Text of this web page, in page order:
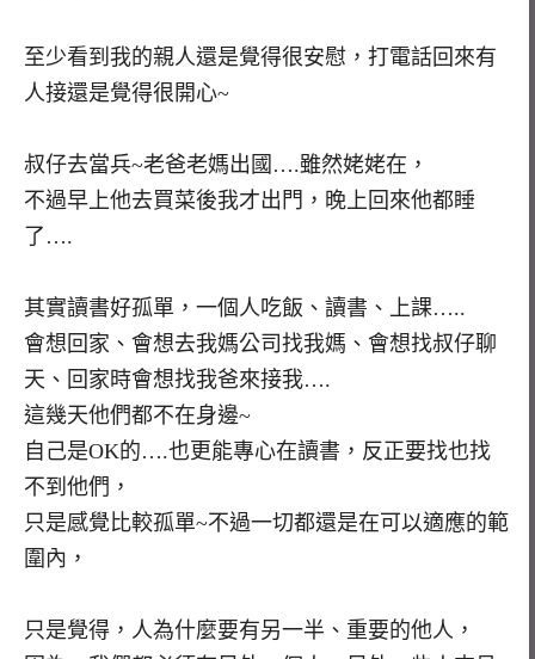
至少看到我的親人還是覺得很安慰，打電話回來有
人接還是覺得很開心~
叔仔去當兵~老爸老媽出國….雖然姥姥在，
不過早上他去買菜後我才出門，晚上回來他都睡
了….
其實讀書好孤單，一個人吃飯、讀書、上課…..
會想回家、會想去我媽公司找我媽、會想找叔仔聊
天、回家時會想找我爸來接我….
這幾天他們都不在身邊~
自己是OK的….也更能專心在讀書，反正要找也找
不到他們，
只是感覺比較孤單~不過一切都還是在可以適應的範
圍內，
只是覺得，人為什麼要有另一半、重要的他人，